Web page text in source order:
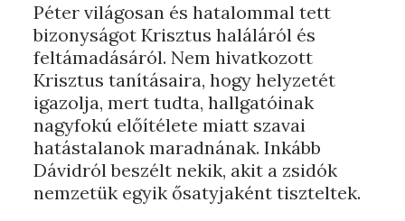
Péter világosan és hatalommal tett
bizonyságot Krisztus haláláról és
feltámadásáról. Nem hivatkozott
Krisztus tanításaira, hogy helyzetét
igazolja, mert tudta, hallgatóinak
nagyfokú előítélete miatt szavai
hatástalanok maradnának. Inkább
Dávidról beszélt nekik, akit a zsidók
nemzetük egyik ősatyjaként tiszteltek.